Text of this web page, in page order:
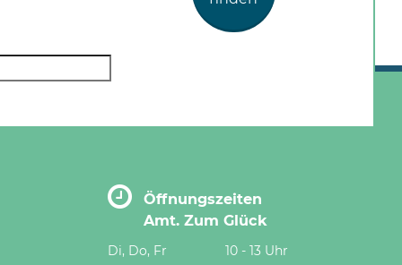
Öffnungszeiten
Amt. Zum Glück
Di, Do, Fr 10 - 13 Uhr